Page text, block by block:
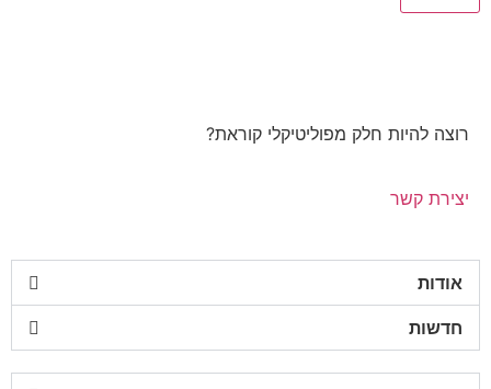
רוצה להיות חלק מפוליטיקלי קוראת?
יצירת קשר
אודות
חדשות